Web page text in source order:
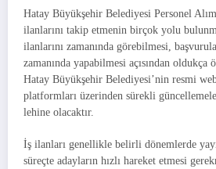
Hatay Büyükşehir Belediyesi Personel
ilanlarını takip etmenin birçok yolu
ilanlarını zamanında görebilmesi,
zamanında yapabilmesi açısından
Hatay Büyükşehir Belediyesi’nin resmi
platformları üzerinden sürekli
lehine olacaktır.
İş ilanları genellikle belirli dönemlerde
süreçte adayların hızlı hareket etmesi